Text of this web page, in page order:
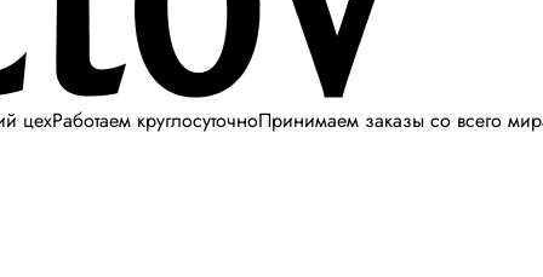
цехРаботаем круглосуточноПринимаем заказы со всего